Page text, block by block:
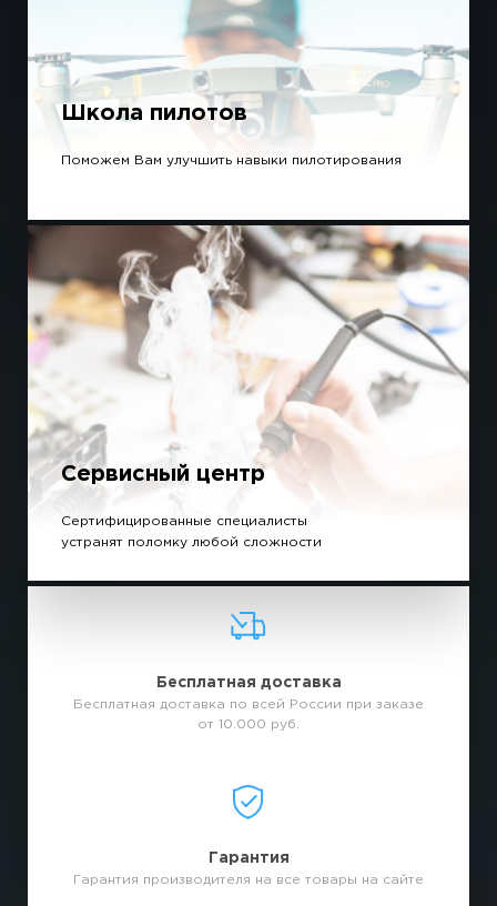
Школа пилотов
Поможем Вам улучшить навыки пилотирования
Сервисный центр
Сертифицированные специалисты
устранят поломку любой сложности
Бесплатная доставка
Бесплатная доставка по всей России при заказе
от 10.000 руб.
Гарантия
Гарантия производителя на все товары на сайте